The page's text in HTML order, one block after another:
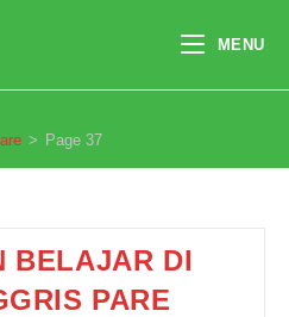
MENU
> Page 37
BELAJAR DI
PARE